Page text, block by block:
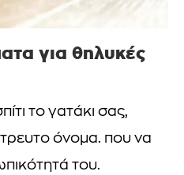
για θηλυκές
το γατάκι σας,
όνομα. που να
του.